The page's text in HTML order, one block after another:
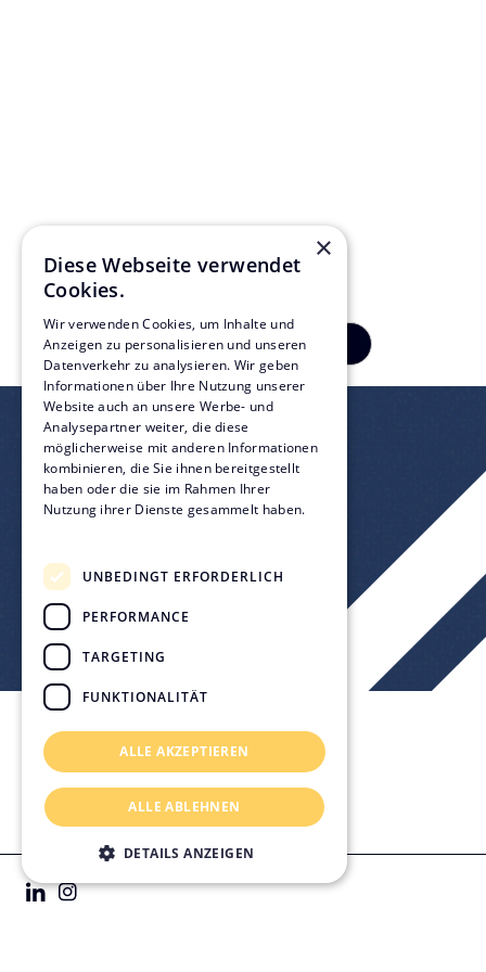
Previous
Kontakt & Standorte
Impressum
Datenschutz
© 2026 KVL Bauconsult GmbH
×
Diese Webseite verwendet
Cookies.
Wir verwenden Cookies, um Inhalte und
Anzeigen zu personalisieren und unseren
Datenverkehr zu analysieren. Wir geben
Informationen über Ihre Nutzung unserer
Website auch an unsere Werbe- und
Analysepartner weiter, die diese
möglicherweise mit anderen Informationen
kombinieren, die Sie ihnen bereitgestellt
haben oder die sie im Rahmen Ihrer
Nutzung ihrer Dienste gesammelt haben.
UNBEDINGT ERFORDERLICH
PERFORMANCE
TARGETING
FUNKTIONALITÄT
ALLE AKZEPTIEREN
ALLE ABLEHNEN
DETAILS ANZEIGEN